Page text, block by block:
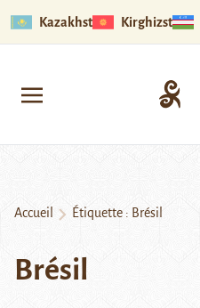
Kazakhstan Kirghizstan
Accueil Étiquette : Brésil
Brésil